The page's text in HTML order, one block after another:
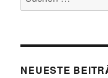
nach:
NEUESTE